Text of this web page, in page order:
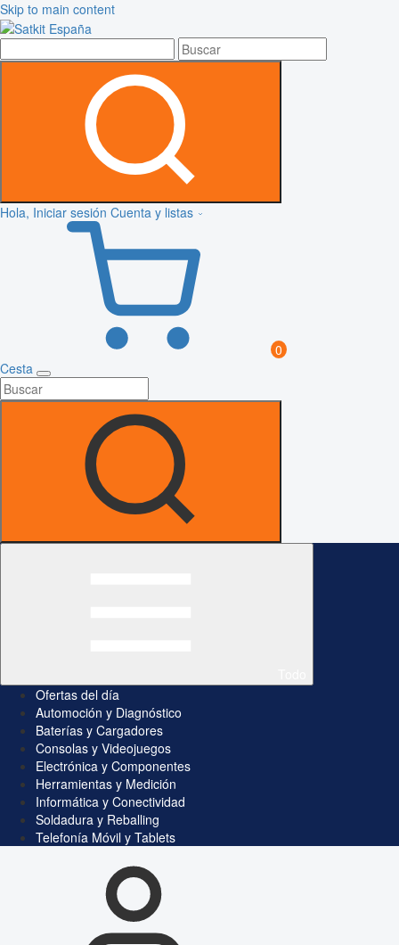
Skip to main content
Hola, Iniciar sesión Cuenta y listas
0
Cesta
Ofertas del día
Automoción y Diagnóstico
Baterías y Cargadores
Consolas y Videojuegos
Electrónica y Componentes
Herramientas y Medición
Informática y Conectividad
Soldadura y Reballing
Telefonía Móvil y Tablets